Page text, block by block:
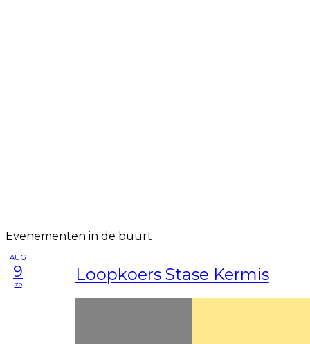
Evenementen in de buurt
AUG
9
zo Loopkoers Stase Kermis